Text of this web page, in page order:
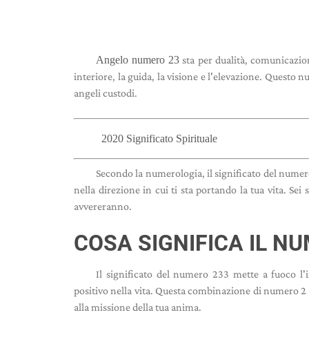
Angelo numero 23 sta per dualità,
interiore, la guida, la visione e l'elevazione. Questo
angeli custodi.
2020 Significato Spirituale
Secondo la numerologia, il significato del
nella direzione in cui ti sta portando la tua vita. Sei
avvereranno.
COSA SIGNIFICA IL
Il significato del numero 233 mette a fuoco
positivo nella vita. Questa combinazione di numero
alla missione della tua anima.